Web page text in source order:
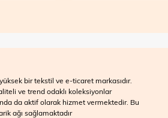
bir tekstil ve e-ticaret markasıdır.
ve trend odaklı koleksiyonlar
da aktif olarak hizmet vermektedir. Bu
ağı sağlamaktadır